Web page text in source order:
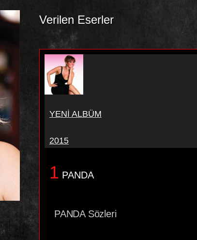
Verilen Eserler
YENİ ALBÜM
2015
1 PANDA
PANDA Sözleri